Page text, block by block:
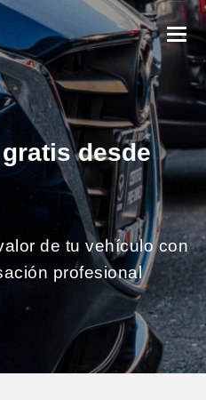
desde
de tu vehículo con
profesional